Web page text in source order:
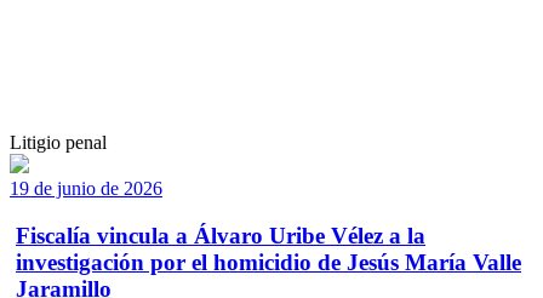
Litigio penal
19 de junio de 2026
Fiscalía vincula a Álvaro Uribe Vélez a la
investigación por el homicidio de Jesús María Valle
Jaramillo